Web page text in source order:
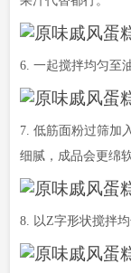
6. 一起搅拌均匀至
7. 低筋面粉过筛加
细腻，成品会更绵软
8. 以Z字形状搅拌